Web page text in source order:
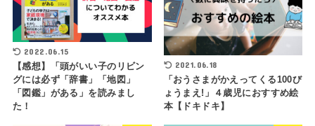
2022.06.15
【感想】「頭がいい子のリビン
グには必ず「辞書」「地図」
「図鑑」がある」を読みまし
た！
2021.06.18
「おうさまがかえってくる100び
ょうまえ!」４歳児におすすめ絵
本【ドキドキ】